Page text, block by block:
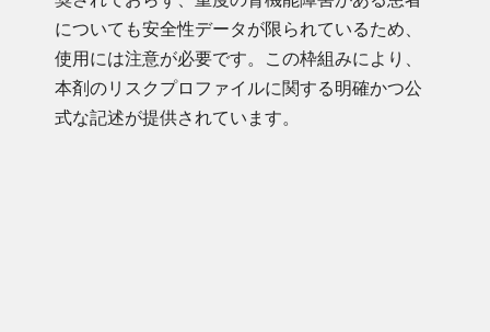
についても安全性データが限られているため、
使用には注意が必要です。この枠組みにより、
本剤のリスクプロファイルに関する明確かつ公
式な記述が提供されています。